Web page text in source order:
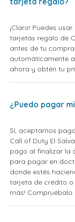
¡Claro! Puedes
tarjetas regalo de
antes de tu
automáticamente
ahora y obtén tu
¿Puedo pagar
Sí, aceptamos
Call of Duty El
pago al finalizar la
para pagar en
donde estés
tarjeta de crédito o
más!